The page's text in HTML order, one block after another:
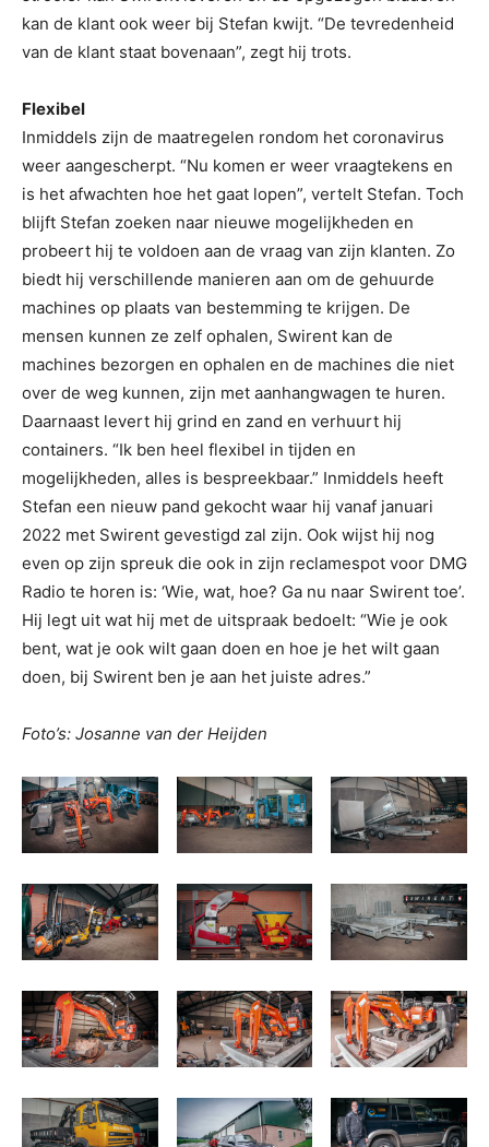
kan de klant ook weer bij Stefan kwijt. “De tevredenheid
van de klant staat bovenaan”, zegt hij trots.
Flexibel
Inmiddels zijn de maatregelen rondom het coronavirus
weer aangescherpt. “Nu komen er weer vraagtekens en
is het afwachten hoe het gaat lopen”, vertelt Stefan. Toch
blijft Stefan zoeken naar nieuwe mogelijkheden en
probeert hij te voldoen aan de vraag van zijn klanten. Zo
biedt hij verschillende manieren aan om de gehuurde
machines op plaats van bestemming te krijgen. De
mensen kunnen ze zelf ophalen, Swirent kan de
machines bezorgen en ophalen en de machines die niet
over de weg kunnen, zijn met aanhangwagen te huren.
Daarnaast levert hij grind en zand en verhuurt hij
containers. “Ik ben heel flexibel in tijden en
mogelijkheden, alles is bespreekbaar.” Inmiddels heeft
Stefan een nieuw pand gekocht waar hij vanaf januari
2022 met Swirent gevestigd zal zijn. Ook wijst hij nog
even op zijn spreuk die ook in zijn reclamespot voor DMG
Radio te horen is: ‘Wie, wat, hoe? Ga nu naar Swirent toe’.
Hij legt uit wat hij met de uitspraak bedoelt: “Wie je ook
bent, wat je ook wilt gaan doen en hoe je het wilt gaan
doen, bij Swirent ben je aan het juiste adres.”
Foto’s: Josanne van der Heijden